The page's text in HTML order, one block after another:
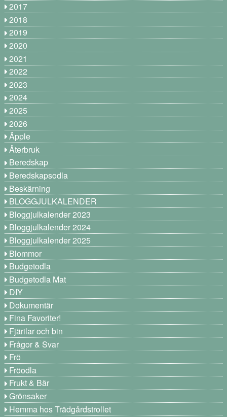
2017
2018
2019
2020
2021
2022
2023
2024
2025
2026
Äpple
Återbruk
Beredskap
Beredskapsodla
Beskärning
BLOGGJULKALENDER
Bloggjulkalender 2023
Bloggjulkalender 2024
Bloggjulkalender 2025
Blommor
Budgetodla
Budgetodla Mat
DIY
Dokumentär
Fina Favoriter!
Fjärilar och bin
Frågor & Svar
Frö
Fröodla
Frukt & Bär
Grönsaker
Hemma hos Trädgårdstrollet